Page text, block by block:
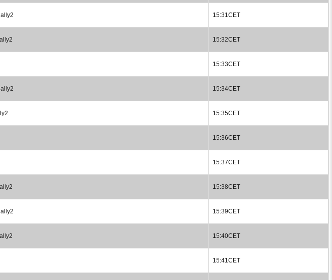
15:31CET
15:32CET
15:33CET
15:34CET
15:35CET
15:36CET
15:37CET
15:38CET
15:39CET
15:40CET
15:41CET